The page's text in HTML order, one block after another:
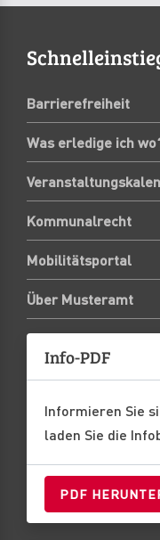
Barrierefreiheit
Was erledige ich
Kommunalrecht
Mobilitätsportal
Über Musteramt
Info-PDF
Informieren Sie
laden Sie die
PDF